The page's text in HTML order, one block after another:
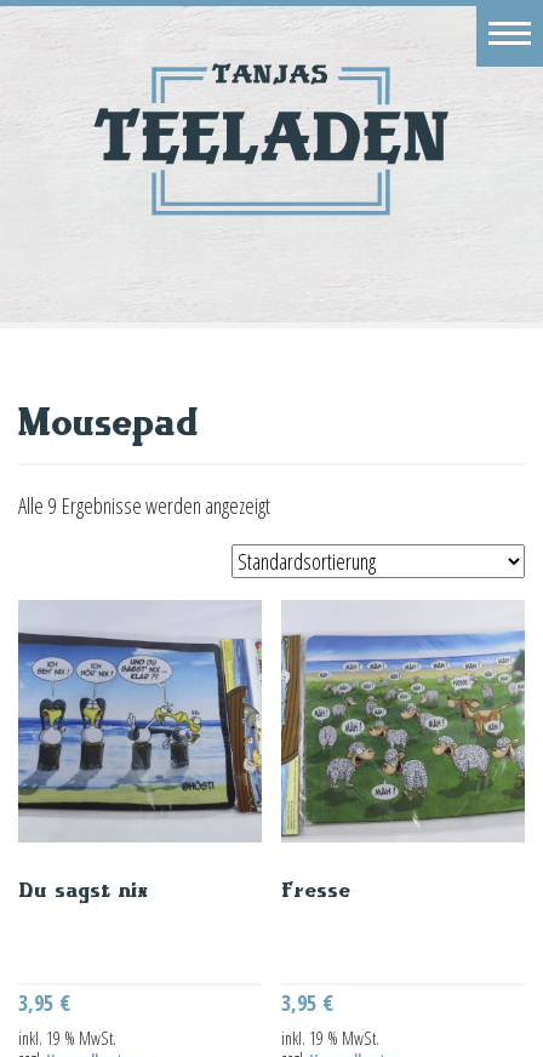
Mousepad
Alle 9 Ergebnisse werden angezeigt
Du sagst nix
3,95 €
inkl. 19 % MwSt.
Fresse
3,95 €
inkl. 19 % MwSt.
Geschäft